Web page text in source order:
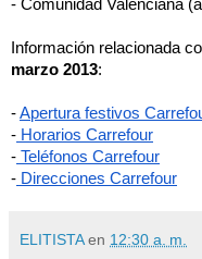
Información relacionada
marzo 2013:
-Apertura festivos
- Horarios Carrefour
- Teléfonos Carrefour
- Direcciones Carrefour
ELITISTA en 12:30 a. m.